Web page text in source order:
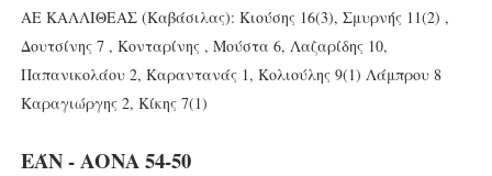
ΑΕ ΚΑΛΛΙΘΕΑΣ (Καβάσιλας): Κιούσης 16(3), Σμυρνής 11(2) ,
Δουτσίνης 7 , Κονταρίνης , Μούστα 6, Λαζαρίδης 10,
Παπανικολάου 2, Καραντανάς 1, Κολιούλης 9(1) Λάμπρου 8
Καραγιώργης 2, Κίκης 7(1)
ΕΆΝ - ΑΟΝΑ 54-50